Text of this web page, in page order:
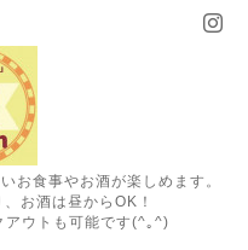
お食事やお酒が楽しめます。
お酒は昼からOK！
アウトも可能です(^｡^)